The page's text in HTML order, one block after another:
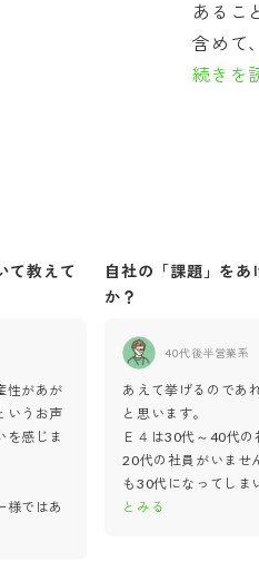
あるこ
含めて
続きを
て教えて
性があが
いうお声
を感じま
様ではあ
自社の「課題」をあ
か？
40代後半営業系
あえて挙げるのであ
と思います。
Ｅ４は30代～40代の
20代の社員がいませ
も30代になってしま
とみる